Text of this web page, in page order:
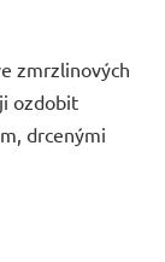
zmrzlinových
ozdobit
drcenými